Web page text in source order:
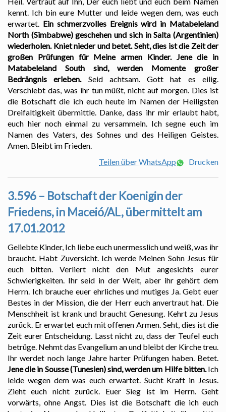
kennt. Ich bin eure Mutter und leide wegen dem, was euch
erwartet. Ein schmerzvolles Ereignis wird in Matabeleland
North (Simbabwe) geschehen und sich in Salta (Argentinien)
wiederholen. Kniet nieder und betet. Seht, dies ist die Zeit der
großen Prüfungen für Meine armen Kinder. Jene die in
Matabeleland South sind, werden Momente großer
Bedrängnis erleben. Seid achtsam. Gott hat es eilig.
Verschiebt das, was ihr tun müßt, nicht auf morgen. Dies ist
die Botschaft die ich euch heute im Namen der Heiligsten
Dreifaltigkeit übermittle. Danke, dass ihr mir erlaubt habt,
euch hier noch einmal zu versammeln. Ich segne euch im
Namen des Vaters, des Sohnes und des Heiligen Geistes.
Amen. Bleibt im Frieden.
Teilen über WhatsApp
Drucken
3.596 – Botschaft der Koenigin der
Friedens, in Maceió/AL, übermittelt am
17.01.2012
Geliebte Kinder, Ich liebe euch unermesslich und weiß, was ihr
braucht. Habt Zuversicht. Ich werde Meinen Sohn Jesus für
euch bitten. Verliert nicht den Mut angesichts eurer
Schwierigkeiten. Ihr seid in der Welt, aber ihr gehört dem
Herrn. Ich brauche euer ehrliches und mutiges Ja. Gebt euer
Bestes in der Mission, die der Herr euch anvertraut hat. Die
Menschheit ist krank und braucht Genesung. Kehrt zu Jesus
zurück. Er erwartet euch mit offenen Armen. Seht, dies ist die
Zeit eurer Entscheidung. Lasst nicht zu, dass der Teufel euch
betrüge. Nehmt das Evangelium an und bleibt der Kirche treu.
Ihr werdet noch lange Jahre harter Prüfungen haben. Betet.
Jene die in Sousse (Tunesien) sind, werden um Hilfe bitten.Ich
leide wegen dem was euch erwartet. Sucht Kraft in Jesus.
Zieht euch nicht zurück. Euer Sieg ist im Herrn. Geht
vorwärts, ohne Angst. Dies ist die Botschaft die ich euch